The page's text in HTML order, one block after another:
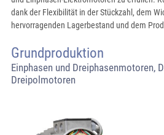
dank der Flexibilität in der Stückzahl, dem
hervorragenden Lagerbestand und dem
Grundproduktion
Einphasen und Dreiphasenmotoren,
Dreipolmotoren